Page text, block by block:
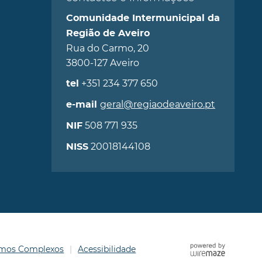
Comunidade Intermunicipal da
Região de Aveiro
Rua do Carmo, 20
3800-127 Aveiro
tel +351 234 377 650
e-mail geral@regiaodeaveiro.pt
NIF508 771 935
NISS20018144108
Complexos Acessibilidade